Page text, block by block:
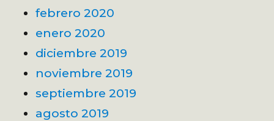
febrero 2020
enero 2020
diciembre 2019
noviembre 2019
septiembre 2019
agosto 2019